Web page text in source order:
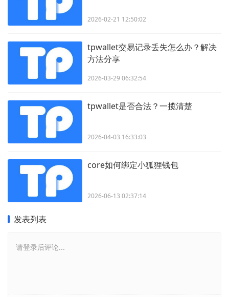
2026-02-21 12:50:02
tpwallet交易记录丢失怎么办？解决
方法分享
2026-03-29 06:32:54
tpwallet是否合法？一揽清楚
2026-04-03 16:33:03
core如何绑定小狐狸钱包
2026-06-13 02:37:14
发表列表
请登录后评论...